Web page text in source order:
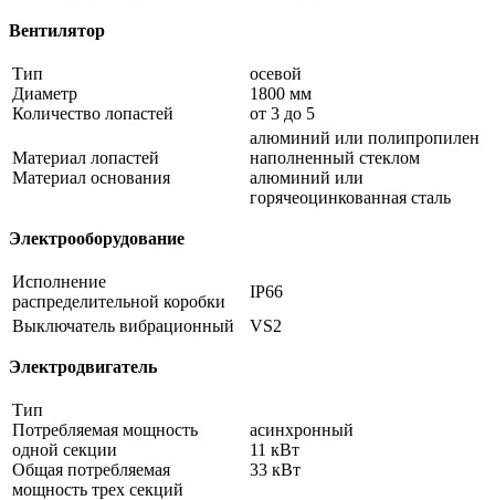
Вентилятор
Тип
Диаметр
Количество лопастей
осевой
1800 мм
от 3 до 5
Материал лопастей
Материал основания
алюминий или полипропилен
наполненный стеклом
алюминий или
горячеоцинкованная сталь
Электрооборудование
Исполнение
распределительной коробки
IP66
Выключатель вибрационный
VS2
Электродвигатель
Тип
Потребляемая мощность
одной секции
Общая потребляемая
мощность трех секций
асинхронный
11 кВт
33 кВт